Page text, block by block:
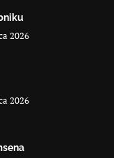
2026
2026